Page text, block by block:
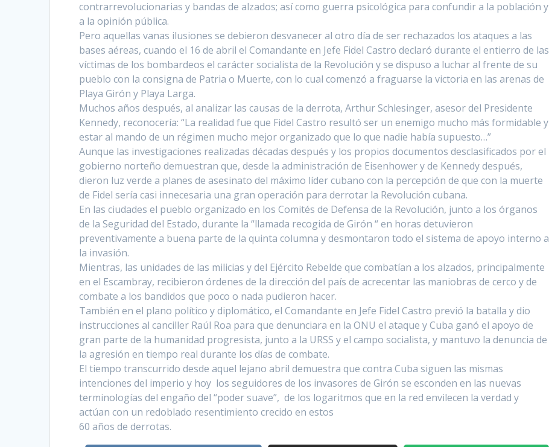
contrarrevolucionarias y bandas de alzados; así como guerra psicológica para confundir a la población y
a la opinión pública.
Pero aquellas vanas ilusiones se debieron desvanecer al otro día de ser rechazados los ataques a las
bases aéreas, cuando el 16 de abril el Comandante en Jefe Fidel Castro declaró durante el entierro de las
víctimas de los bombardeos el carácter socialista de la Revolución y se dispuso a luchar al frente de su
pueblo con la consigna de Patria o Muerte, con lo cual comenzó a fraguarse la victoria en las arenas de
Playa Girón y Playa Larga.
Muchos años después, al analizar las causas de la derrota, Arthur Schlesinger, asesor del Presidente
Kennedy, reconocería: “La realidad fue que Fidel Castro resultó ser un enemigo mucho más formidable y
estar al mando de un régimen mucho mejor organizado que lo que nadie había supuesto…”
Aunque las investigaciones realizadas décadas después y los propios documentos desclasificados por el
gobierno norteño demuestran que, desde la administración de Eisenhower y de Kennedy después,
dieron luz verde a planes de asesinato del máximo líder cubano con la percepción de que con la muerte
de Fidel sería casi innecesaria una gran operación para derrotar la Revolución cubana.
En las ciudades el pueblo organizado en los Comités de Defensa de la Revolución, junto a los órganos
de la Seguridad del Estado, durante la “llamada recogida de Girón “ en horas detuvieron
preventivamente a buena parte de la quinta columna y desmontaron todo el sistema de apoyo interno a
la invasión.
Mientras, las unidades de las milicias y del Ejército Rebelde que combatían a los alzados, principalmente
en el Escambray, recibieron órdenes de la dirección del país de acrecentar las maniobras de cerco y de
combate a los bandidos que poco o nada pudieron hacer.
También en el plano político y diplomático, el Comandante en Jefe Fidel Castro previó la batalla y dio
instrucciones al canciller Raúl Roa para que denunciara en la ONU el ataque y Cuba ganó el apoyo de
gran parte de la humanidad progresista, junto a la URSS y el campo socialista, y mantuvo la denuncia de
la agresión en tiempo real durante los días de combate.
El tiempo transcurrido desde aquel lejano abril demuestra que contra Cuba siguen las mismas
intenciones del imperio y hoy los seguidores de los invasores de Girón se esconden en las nuevas
terminologías del engaño del “poder suave”, de los logaritmos que en la red envilecen la verdad y
actúan con un redoblado resentimiento crecido en estos
60 años de derrotas.